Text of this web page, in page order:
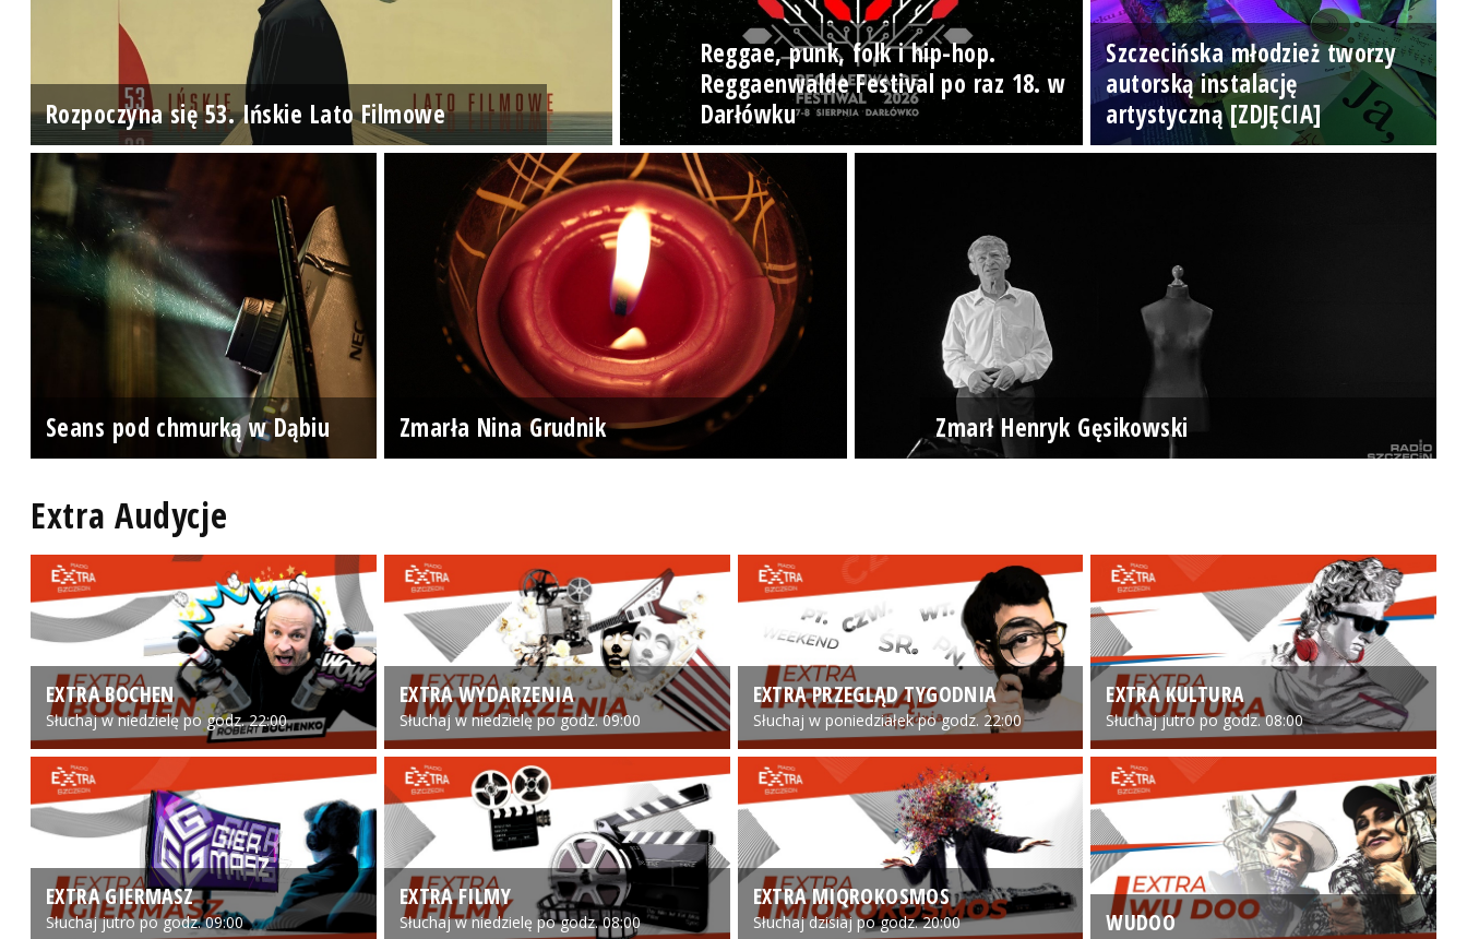
Rozpoczyna się 53. Ińskie Lato Filmowe
Reggae, punk, folk i hip-hop.
Reggaenwalde Festival po raz 18. w
Darłówku
Szczecińska młodzież tworzy
autorską instalację
artystyczną [ZDJĘCIA]
Seans pod chmurką w Dąbiu Zmarła Nina Grudnik Zmarł Henryk Gęsikowski
Extra Audycje
EXTRA BOCHEN
Słuchaj w niedzielę po godz. 22:00
EXTRA WYDARZENIA
Słuchaj w niedzielę po godz. 09:00
EXTRA PRZEGLĄD TYGODNIA
Słuchaj w poniedziałek po godz. 22:00
EXTRA KULTURA
Słuchaj jutro po godz. 08:00
EXTRA GIERMASZ
Słuchaj jutro po godz. 09:00
EXTRA FILMY
Słuchaj w niedzielę po godz. 08:00
EXTRA MIQROKOSMOS
Słuchaj dzisiaj po godz. 20:00 WUDOO